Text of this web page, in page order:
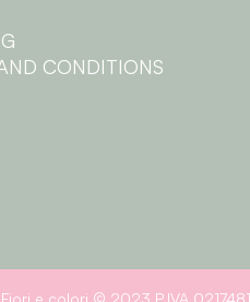
CONDITIONS
Fiori e colori © 2023 P.IVA